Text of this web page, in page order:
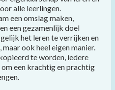
alle leerlingen.
een omslag maken,
een gezamenlijk doel
het leren te verrijken en
ook heel eigen manier.
te worden, iedere
een krachtig en prachtig